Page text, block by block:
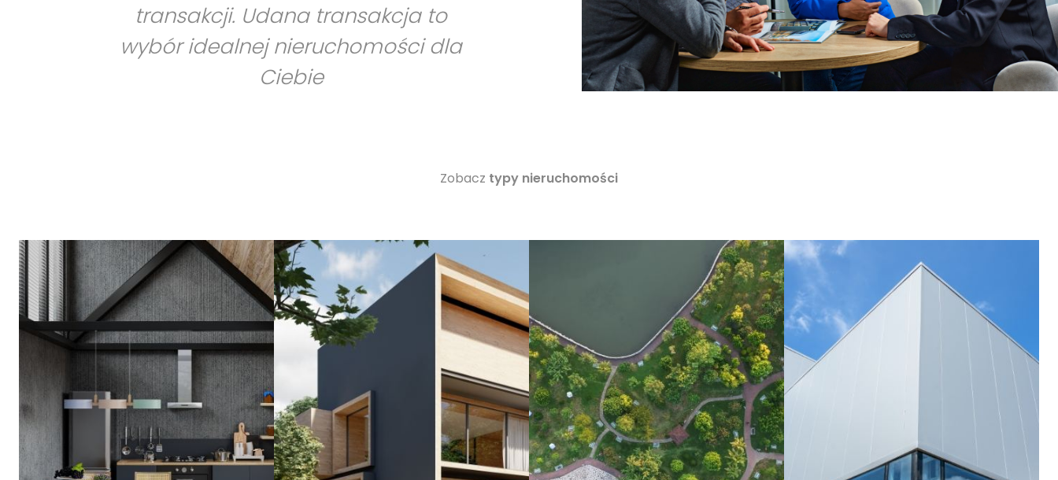
transakcji. Udana transakcja to
wybór idealnej nieruchomości dla
Ciebie
Zobacz typy nieruchomości